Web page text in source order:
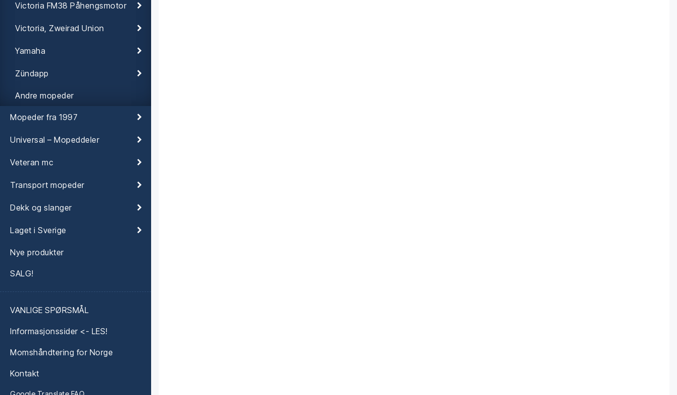
Victoria FM38 Påhengsmotor
Victoria, Zweirad Union
Yamaha
Zündapp
Andre mopeder
Mopeder fra 1997
Universal – Mopeddeler
Veteran mc
Transport mopeder
Dekk og slanger
Laget i Sverige
Nye produkter
SALG!
VANLIGE SPØRSMÅL
Informasjonssider <- LES!
Momshåndtering for Norge
Kontakt